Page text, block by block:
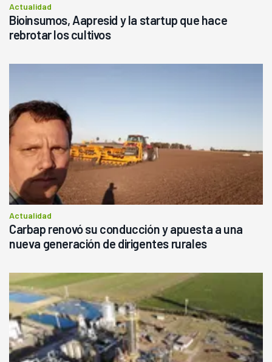
Actualidad
Bioinsumos, Aapresid y la startup que hace
rebrotar los cultivos
Actualidad
Carbap renovó su conducción y apuesta a una
nueva generación de dirigentes rurales